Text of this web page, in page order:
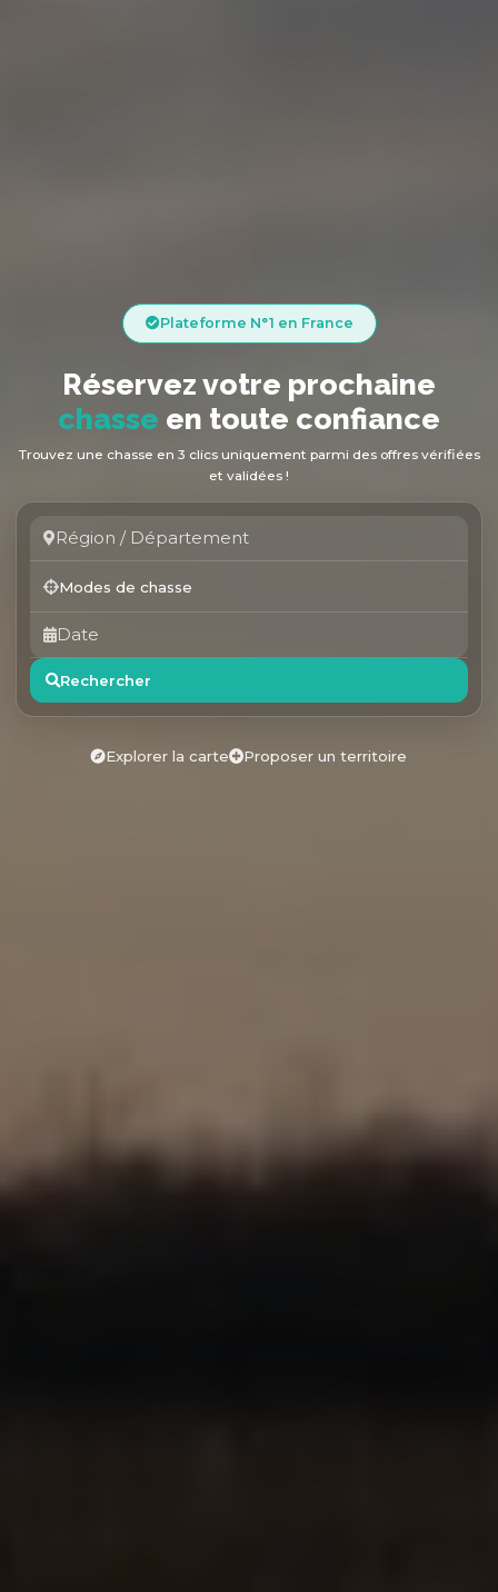
Plateforme N°1 en France
Réservez votre prochaine
chasse en toute confiance
Trouvez une chasse en 3 clics uniquement parmi des offres vérifiées
et validées !
Modes de chasse
Rechercher
Explorer la carte Proposer un territoire